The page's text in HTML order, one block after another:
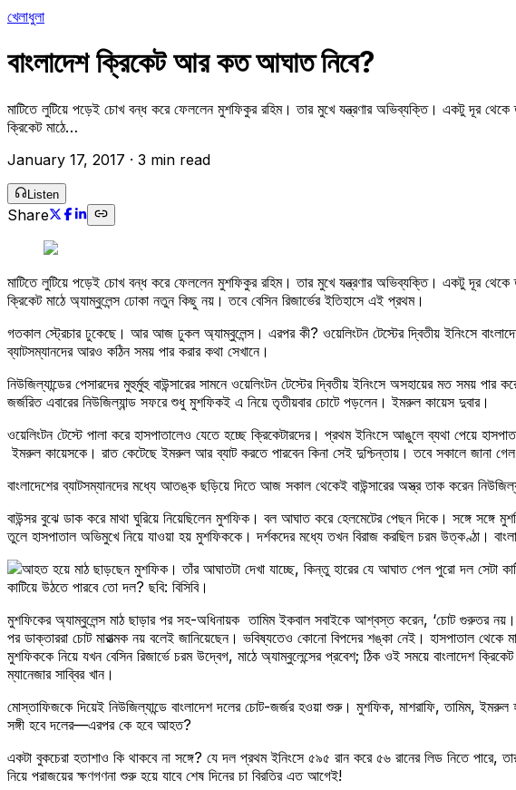
খেলাধুলা
বাংলাদেশ ক্রিকেট আর কত আঘাত নিবে?
মাটিতে লুটিয়ে পড়েই চোখ বন্ধ করে ফেললেন মুশফিকুর রহিম। তার মুখে যন্ত্রণার অভিব্যক্তি। একটু দূর থেকে
ক্রিকেট মাঠে…
January 17, 2017 · 3 min read
Listen
Share
মাটিতে লুটিয়ে পড়েই চোখ বন্ধ করে ফেললেন মুশফিকুর রহিম। তার মুখে যন্ত্রণার অভিব্যক্তি। একটু দূর থেকে
ক্রিকেট মাঠে অ্যাম্বুলেন্স ঢোকা নতুন কিছু নয়। তবে বেসিন রিজার্ভের ইতিহাসে এই প্রথম।
গতকাল স্ট্রেচার ঢুকেছে। আর আজ ঢুকল অ্যাম্বুলেন্স। এরপর কী? ওয়েলিংটন টেস্টের দ্বিতীয় ইনিংসে
ব্যাটসম্যানদের আরও কঠিন সময় পার করার কথা সেখানে।
নিউজিল্যান্ডের পেসারদের মুহুর্মুহু বাউন্সারের সামনে ওয়েলিংটন টেস্টের দ্বিতীয় ইনিংসে অসহায়ের মত
জর্জরিত এবারের নিউজিল্যান্ড সফরে শুধু মুশফিকই এ নিয়ে তৃতীয়বার চোটে পড়লেন। ইমরুল কায়েস দুবার।
ওয়েলিংটন টেস্টে পালা করে হাসপাতালেও যেতে হচ্ছে ক্রিকেটারদের। প্রথম ইনিংসে আঙুলে ব্যথা পেয়ে
ইমরুল কায়েসকে। রাত কেটেছে ইমরুল আর ব্যাট করতে পারবেন কিনা সেই দুশ্চিন্তায়। তবে সকালে জানা
বাংলাদেশের ব্যাটসম্যানদের মধ্যে আতঙ্ক ছড়িয়ে দিতে আজ সকাল থেকেই বাউন্সারের অস্ত্র তাক করেন
বাউন্সর বুঝে ডাক করে মাথা ঘুরিয়ে নিয়েছিলেন মুশফিক। বল আঘাত করে হেলমেটের পেছন দিকে। সঙ্গে
তুলে হাসপাতাল অভিমুখে নিয়ে যাওয়া হয় মুশফিককে। দর্শকদের মধ্যে তখন বিরাজ করছিল চরম উত্কণ্ঠা।
কাটিয়ে উঠতে পারবে তো দল? ছবি: বিসিবি।
মুশফিকের অ্যাম্বুলেন্স মাঠ ছাড়ার পর সহ-অধিনায়ক তামিম ইকবাল সবাইকে আশ্বস্ত করেন, ‘চোট গুরুতর নয়।
পর ডাক্তাররা চোট মারাত্মক নয় বলেই জানিয়েছেন। ভবিষ্যতেও কোনো বিপদের শঙ্কা নেই। হাসপাতাল থেকে
মুশফিককে নিয়ে যখন বেসিন রিজার্ভে চরম উদ্বেগ, মাঠে অ্যাম্বুলেন্সের প্রবেশ; ঠিক ওই সময়ে বাংলাদেশ
ম্যানেজার সাব্বির খান।
মোস্তাফিজকে দিয়েই নিউজিল্যান্ডে বাংলাদেশ দলের চোট-জর্জর হওয়া শুরু। মুশফিক, মাশরাফি, তামিম, ইমরুল
সঙ্গী হবে দলের—এরপর কে হবে আহত?
একটা বুকচেরা হতাশাও কি থাকবে না সঙ্গে? যে দল প্রথম ইনিংসে ৫৯৫ রান করে ৫৬ রানের লিড নিতে
নিয়ে পরাজয়ের ক্ষণগণনা শুরু হয়ে যাবে শেষ দিনের চা বিরতির এত আগেই!